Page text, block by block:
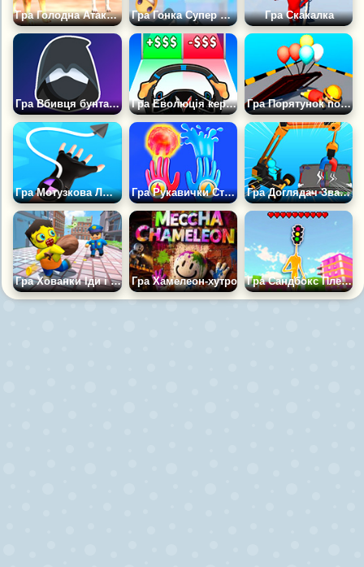
Гра Голодна Атака Диких Вовків Гра Гонка Супер Баді 2: Божевільне місто Гра Скакалка
Гра Вбивця бунтарів Гра Еволюція керма Гра Порятунок повітряних кульок
Гра Мотузкова Людина 3Д Гра Рукавички Стихій: Магія і Сила Гра Доглядач Звалища
Гра Хованки Іди і Знайди Гра Хамелеон-хутро Гра Сандбокс Плейграунд: Пісочниця в 3Д